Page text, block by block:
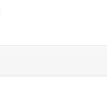
ดง เขตดินแดง กรุงเทพมหานค